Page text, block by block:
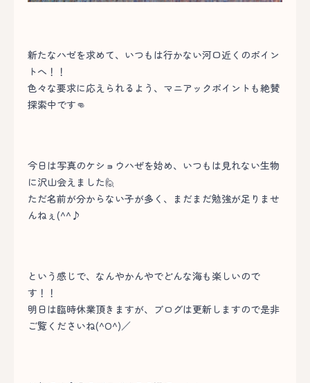
新たなハゼを求めて、いつもは行かない河口近くのポイン
トへ！！
色々な要求に応えられるよう、マニアックポイントも絶賛
探索中です👊
今日は写真のケショウハぜを始め、いつもは見れない生物
に沢山会えました🙋
ただ名前が分からない子が多く、まだまだ勉強が足りませ
んねぇ(^^♪
という感じで、なんやかんやでどんな海も楽しいので
す！！
明日は臨時休業頂きますが、ブログは更新しますので是非
ご覧くださいね(^O^)／